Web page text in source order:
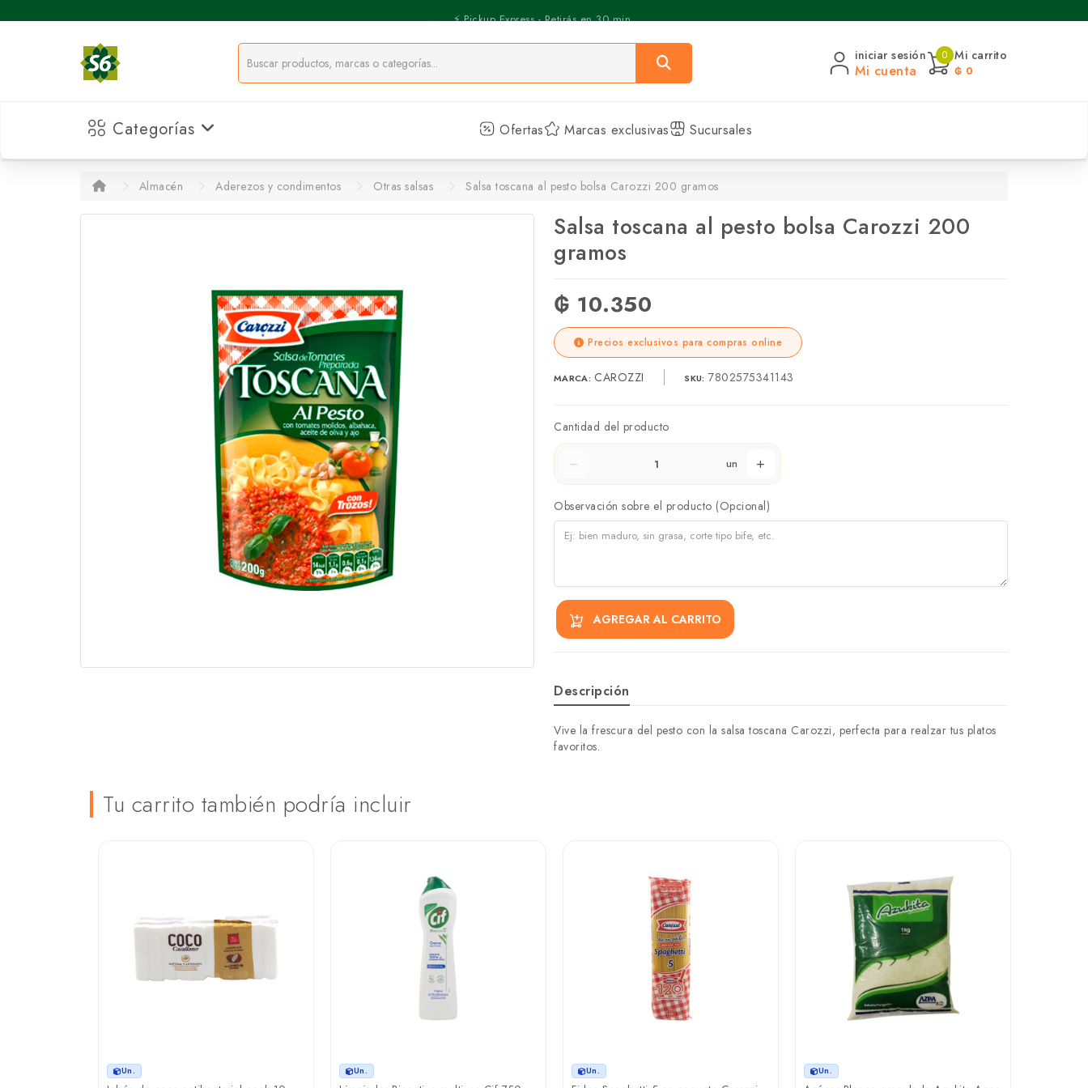
⚡️ Pickup Express - Retirás en 30 min.
iniciar sesión
Mi cuenta
0 Mi carrito
₲ 0
Categorías Ofertas Marcas exclusivas Sucursales
Almacén Aderezos y condimentos Otras salsas Salsa toscana al pesto bolsa Carozzi 200 gramos
Salsa toscana al pesto bolsa Carozzi 200
gramos
₲ 10.350
Precios exclusivos para compras online
MARCA: CAROZZI SKU: 7802575341143
Cantidad del producto
un
Observación sobre el producto (Opcional)
AGREGAR AL CARRITO
Descripción
Vive la frescura del pesto con la salsa toscana Carozzi, perfecta para realzar tus platos
favoritos.
Tu carrito también podría incluir
Un. Un. Un. Un.